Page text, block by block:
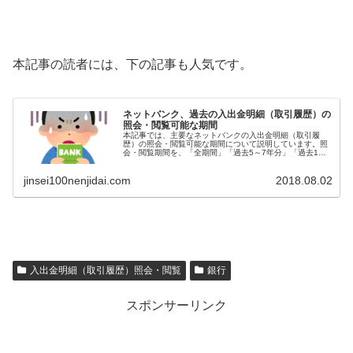
本記事の読者には、下の記事も人気です。
ネットバンク、過去の入出金明細（取引履歴）の
照会・閲覧可能な期間
本記事では、主要なネットバンクの入出金明細（取引履
歴）の照会・閲覧可能な期間について説明しています。照
会・閲覧期間を、「全期間」「過去5～7年分」「過去1年
jinsei100nenjidai.com 2018.08.02
入出金明細（取引履歴）照会・閲覧 銀行
スポンサーリンク